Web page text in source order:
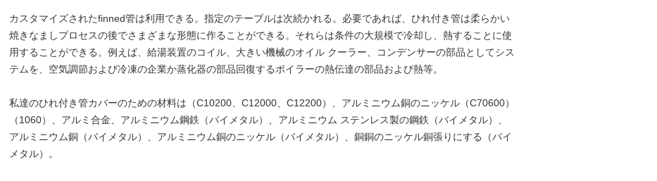
カスタマイズされたfinned管は利用できる。指定のテーブルは次続かれる。必要であれば、ひれ付き管は柔らかい
焼きなましプロセスの後でさまざまな形態に作ることができる。それらは条件の大規模で冷却し、熱することに使
用することができる。例えば、給湯装置のコイル、大きい機械のオイル クーラー、コンデンサーの部品としてシス
テムを、空気調節および冷凍の企業か蒸化器の部品回復するボイラーの熱伝達の部品および熱等。
私達のひれ付き管カバーのための材料は（C10200、C12000、C12200）、アルミニウム銅のニッケル（C70600）
（1060）、アルミ合金、アルミニウム鋼鉄（バイメタル）、アルミニウム ステンレス製の鋼鉄（バイメタル）、
アルミニウム銅（バイメタル）、アルミニウム銅のニッケル（バイメタル）、銅銅のニッケル銅張りにする（バイ
メタル）。